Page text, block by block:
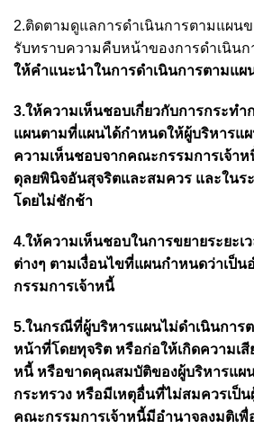
2.ติดตามดูแลการดำเนินการตามแผน
รับทราบความคืบหน้าของการดำเนิน
ให้คำแนะนำในการดำเนินการตามแผ
3.ให้ความเห็นชอบเกี่ยวกับการกระทำ
แผนตามที่แผนได้กำหนดให้ผู้บริหารแ
ความเห็นชอบจากคณะกรรมการเจ้าห
ดุลยพินิจอันสุจริตและสมควร และในร
โดยไม่ชักช้า
4.ให้ความเห็นชอบในการขยายระยะเ
ต่างๆ ตามเงื่อนไขที่แผนกำหนดว่าเป็
กรรมการเจ้าหนี้
5.ในกรณีที่ผู้บริหารแผนไม่ดำเนินการ
หน้าที่โดยทุจริต หรือก่อให้เกิดความเ
หนี้ หรือขาดคุณสมบัติของผู้บริหารแผ
กระทรวง หรือมีเหตุอื่นที่ไม่สมควรเป็
คณะกรรมการเจ้าหนี้มีอำนาจลงมติเพื่